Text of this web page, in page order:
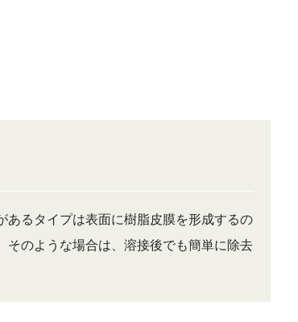
あるタイプは表面に樹脂皮膜を形成するの
そのような場合は、溶接後でも簡単に除去